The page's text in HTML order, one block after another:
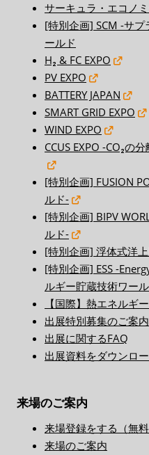
サーキュラ・エコノ
[特別企画] SCM -サ
ールド
H₂ & FC EXPO
PV EXPO
BATTERY JAPAN
SMART GRID EXPO
WIND EXPO
CCUS EXPO -CO₂の
[特別企画] FUSION
ルド-
[特別企画] BIPV
ルド-
[特別企画] 浮体式洋
[特別企画] ESS -
ルギー貯蔵技術ワー
【国際】熱エネルギ
出展特別募集のご案内
出展に関するFAQ
出展資料をダウンロ
来場のご案内
来場登録をする（無料
来場のご案内